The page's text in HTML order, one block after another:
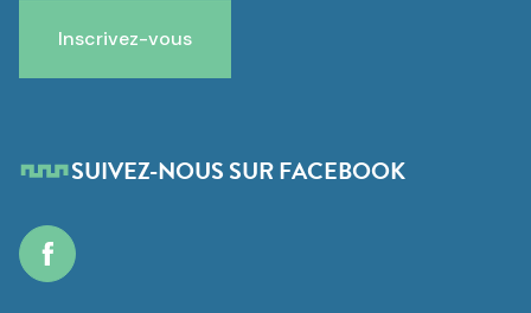
Inscrivez-vous
SUIVEZ-NOUS SUR FACEBOOK